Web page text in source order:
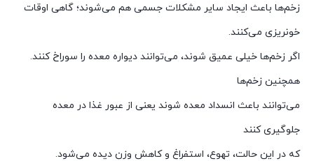
زخم‌ها باعث ایجاد سایر مشکلات جسمی هم می‌شوند؛ گاهی اوقات
خونریزی می‌کنند.
اگر زخم‌ها خیلی عمیق شوند، می‌توانند دیواره معده را سوراخ کنند.
همچنین زخم‌ها
می‌توانند باعث انسداد معده شوند یعنی از عبور غذا در معده
جلوگیری کنند
که در این حالت، تهوع، استفراغ و کاهش وزن دیده می‌شود.